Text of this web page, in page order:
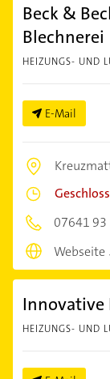
Beck &
Blechnerei
HEIZUNGS- UND
E-Mail
07641 93
Webseite
Innovative
HEIZUNGS- UND